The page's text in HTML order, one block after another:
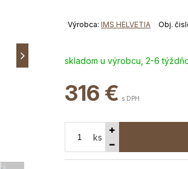
Výrobca: IMS HELVETIA Obj.
skladom u výrobcu, 2-6
316 € s DPH
ks